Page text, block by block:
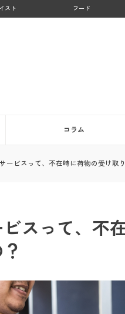
スト フード
コラム
ービスって、不在時に荷物の受け取
スって、不